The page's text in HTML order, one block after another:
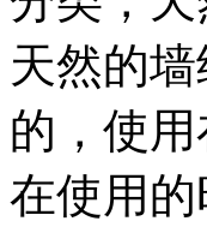
天然的
的，使
在使用